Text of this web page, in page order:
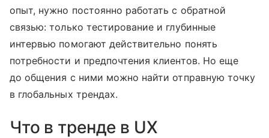
опыт, нужно постоянно работать с обратной
связью: только тестирование и глубинные
интервью помогают действительно понять
потребности и предпочтения клиентов. Но еще
до общения с ними можно найти отправную точку
в глобальных трендах.
Что в тренде в UX